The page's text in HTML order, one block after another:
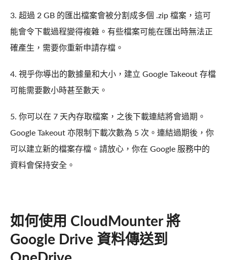
3. 超過 2 GB 的匯出檔案會被分割成多個 .zip 檔案，這可
能會令下載過程變得複雜。有些檔案可能在匯出時無法正
確產生，需要你重新申請存檔。
4. 視乎你導出的數據量和大小，建立 Google Takeout 存檔
可能需要數小時甚至數天。
5. 你可以在 7 天內存取檔案，之後下載連結將會過期。
Google Takeout 亦限制下載次數為 5 次。連結過期後，你
可以建立新的檔案存檔。請放心，你在 Google 服務中的
資料會保持安全。
如何使用 CloudMounter 將
Google Drive 資料傳送到